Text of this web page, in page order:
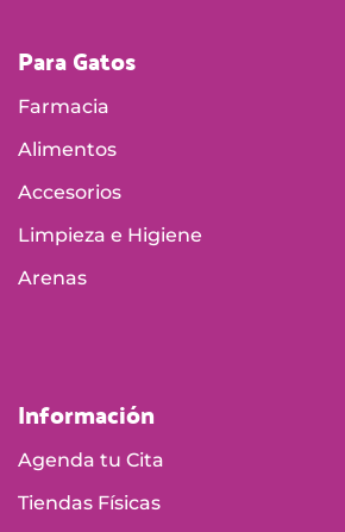
Para Gatos
Farmacia
Alimentos
Accesorios
Limpieza e Higiene
Arenas
Información
Agenda tu Cita
Tiendas Físicas